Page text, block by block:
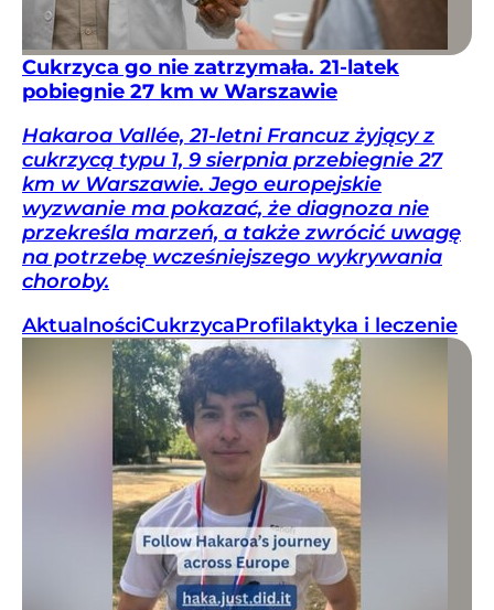
Cukrzyca go nie zatrzymała. 21-latek
pobiegnie 27 km w Warszawie
Hakaroa Vallée, 21-letni Francuz żyjący z
cukrzycą typu 1, 9 sierpnia przebiegnie 27
km w Warszawie. Jego europejskie
wyzwanie ma pokazać, że diagnoza nie
przekreśla marzeń, a także zwrócić uwagę
na potrzebę wcześniejszego wykrywania
choroby.
AktualnościCukrzycaProfilaktyka i leczenie